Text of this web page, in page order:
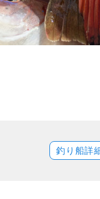
釣り船詳